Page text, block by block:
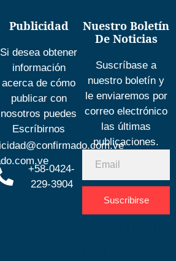
Publicidad
Si desea obtener
información
acerca de cómo
publicar con
nosotros puedes
Escríbirnos
+58-0424-
229-3904
Nuestro Boletín
De Noticias
Suscríbase a
nuestro boletín y
le enviaremos por
correo electrónico
las últimas
publicaciones.
Suscribirse